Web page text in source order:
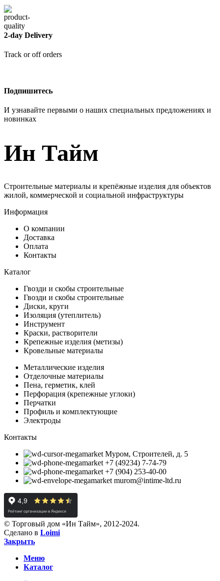
2-day Delivery
Track or off orders
Подпишитесь
И узнавайте первыми о наших специальных предложениях и
новинках
Ин Тайм
Строительные материалы и крепёжные изделия для объектов
жилой, коммерческой и социальной инфраструктуры
Информация
О компании
Доставка
Оплата
Контакты
Каталог
Гвозди и скобы строительные
Гвозди и скобы строительные
Диски, круги
Изоляция (утеплитель)
Инструмент
Краски, растворители
Крепежные изделия (метизы)
Кровельные материалы
Металлические изделия
Отделочные материалы
Пена, герметик, клей
Перфорация (крепежные углоки)
Перчатки
Профиль и комплектующие
Электроды
Контакты
Муром, Строителей, д. 5
+7 (49234) 7-74-79
+7 (904) 253-40-00
murom@intime-ltd.ru
© Торговый дом «Ин Тайм», 2012-2024.
Сделано в Loimi
Закрыть
Меню
Каталог